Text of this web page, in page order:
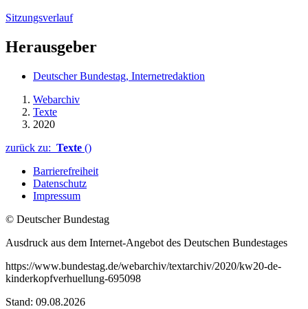
Sitzungsverlauf
Herausgeber
Deutscher Bundestag, Internetredaktion
Webarchiv
Texte
2020
zurück zu: Texte ()
Barrierefreiheit
Datenschutz
Impressum
© Deutscher Bundestag
Ausdruck aus dem Internet-Angebot des Deutschen Bundestages
https://www.bundestag.de/webarchiv/textarchiv/2020/kw20-de-
kinderkopfverhuellung-695098
Stand: 09.08.2026